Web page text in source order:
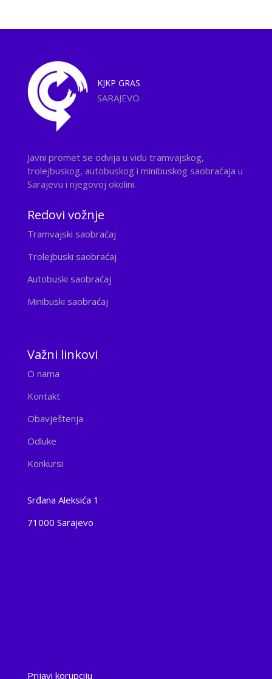
KJKP GRAS
SARAJEVO
Javni promet se odvija u vidu tramvajskog,
trolejbuskog, autobuskog i minibuskog saobraćaja u
Sarajevu i njegovoj okolini.
Redovi vožnje
Tramvajski saobraćaj
Trolejbuski saobraćaj
Autobuski saobraćaj
Minibuski saobraćaj
Važni linkovi
O nama
Kontakt
Obavještenja
Odluke
Konkursi
Srđana Aleksića 1
71000 Sarajevo
Prijavi korupciju